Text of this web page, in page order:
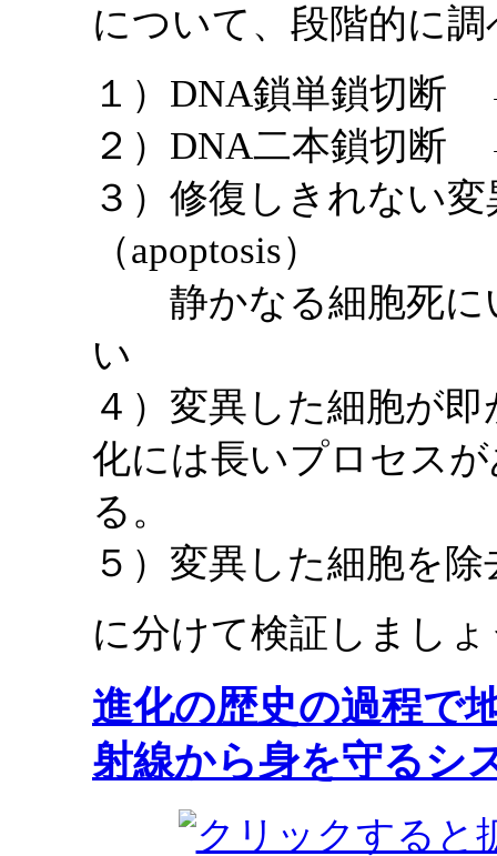
について、段階的に
１）DNA鎖単鎖切
２）DNA二本鎖切
３）修復しきれな
（apoptosis）
静かなる細胞死に
い
４）変異した細胞が
化には長いプロセス
る。
５）変異した細胞を
に分けて検証しまし
進化の歴史の過程で
射線から身を守るシ